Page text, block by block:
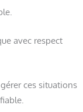
avec respect
ces situations